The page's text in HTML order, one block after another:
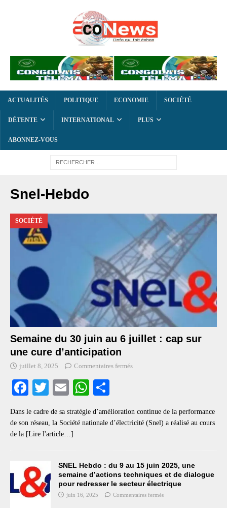
ACTUALITÉS POLITIQUE ECONOMIE SOCIÉTÉ
DÉTENTE INTERNATIONAL PLUS
ABONNEZ-VOUS
Snel-Hebdo
SOCIÉTÉ
Semaine du 30 juin au 6 juillet : cap sur
une cure d’anticipation
juillet 8, 2025 Commentaires fermés
Fa
bo
ok
T
tte
r
E
ail
W
ts re
Dans le cadre de sa stratégie d’amélioration continue de la performance
de son réseau, la Société nationale d’électricité (Snel) a réalisé au cours
de la [Lire l'article…]
SNEL Hebdo : du 9 au 15 juin 2025, une
semaine d’actions techniques et de dialogue
pour redresser le secteur électrique
juin 16, 2025 Commentaires fermés